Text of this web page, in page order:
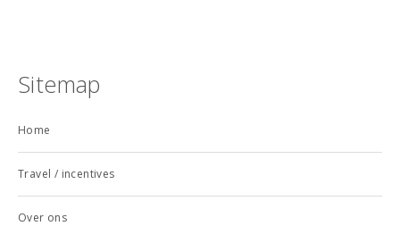
Sitemap
Home
Travel / incentives
Over ons